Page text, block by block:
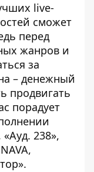
live-
сможет
перед
жанров и
за
– денежный
продвигать
порадует
238»,